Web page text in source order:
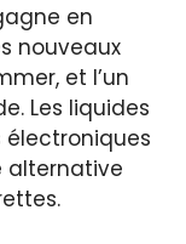
en
nouveaux
et l’un
Les liquides
alternative